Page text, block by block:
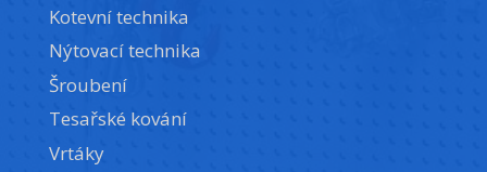
Kotevní technika
Nýtovací technika
Šroubení
Tesařské kování
Vrtáky